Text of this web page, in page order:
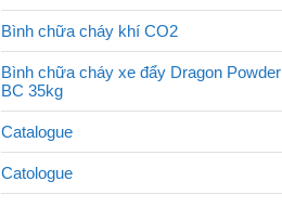
Bình chữa cháy khí CO2
Bình chữa cháy xe đẩy Dragon Powder
BC 35kg
Catalogue
Catologue